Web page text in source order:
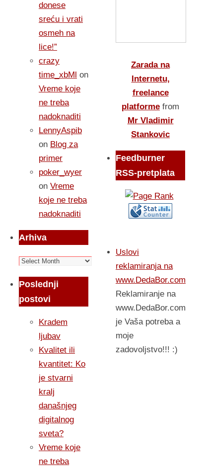
donese
sreću i vrati
osmeh na
lice!”
crazy
time_xbMl on
Vreme koje
ne treba
nadoknaditi
LennyAspib
on Blog za
primer
poker_wyer
on Vreme
koje ne treba
nadoknaditi
Arhiva
Arhiva
Poslednji
postovi
Kradem
ljubav
Kvalitet ili
kvantitet: Ko
je stvarni
kralj
današnjeg
digitalnog
sveta?
Vreme koje
ne treba
Zarada na
Internetu,
freelance
platforme from
Mr Vladimir
Stankovic
Feedburner
RSS-pretplata
Uslovi
reklamiranja na
www.DedaBor.com
Reklamiranje na
www.DedaBor.com
je Vaša potreba a
moje
zadovoljstvo!!! :)